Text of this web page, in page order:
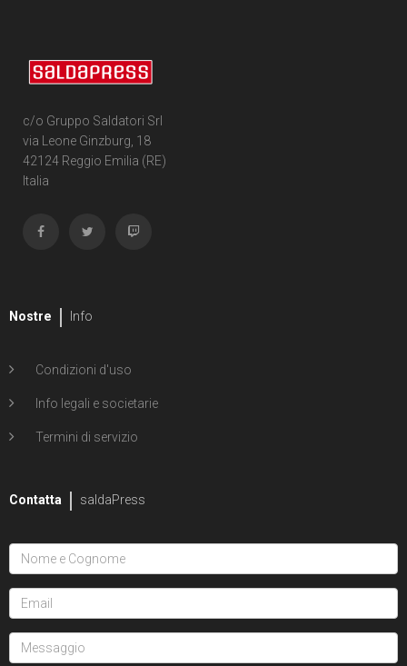
c/o Gruppo Saldatori Srl
via Leone Ginzburg, 18
42124 Reggio Emilia (RE)
Italia
Nostre Info
Condizioni d'uso
Info legali e societarie
Termini di servizio
Contatta saldaPress